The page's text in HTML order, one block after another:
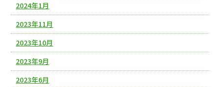
2024年1月
2023年11月
2023年10月
2023年9月
2023年6月